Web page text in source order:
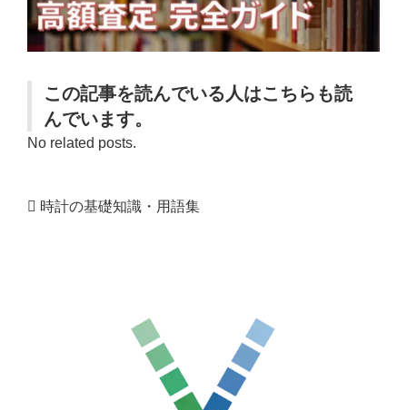
この記事を読んでいる人はこちらも読
んでいます。
No related posts.
時計の基礎知識・用語集